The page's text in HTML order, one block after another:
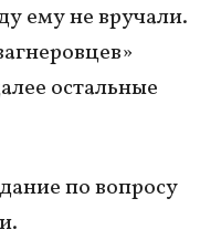
ему не вручали.
остальные
по вопросу